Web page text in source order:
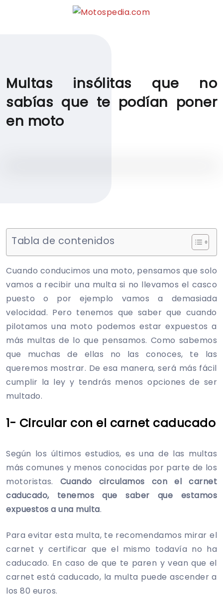
Multas insólitas que no
sabías que te podían poner
en moto
Tabla de contenidos
Cuando conducimos una moto, pensamos que solo
vamos a recibir una multa si no llevamos el casco
puesto o por ejemplo vamos a demasiada
velocidad. Pero tenemos que saber que cuando
pilotamos una moto podemos estar expuestos a
más multas de lo que pensamos. Como sabemos
que muchas de ellas no las conoces, te las
queremos mostrar. De esa manera, será más fácil
cumplir la ley y tendrás menos opciones de ser
multado.
1- Circular con el carnet caducado
Según los últimos estudios, es una de las multas
más comunes y menos conocidas por parte de los
motoristas. Cuando circulamos con el carnet
caducado, tenemos que saber que estamos
expuestos a una multa.
Para evitar esta multa, te recomendamos mirar el
carnet y certificar que el mismo todavía no ha
caducado. En caso de que te paren y vean que el
carnet está caducado, la multa puede ascender a
los 80 euros.